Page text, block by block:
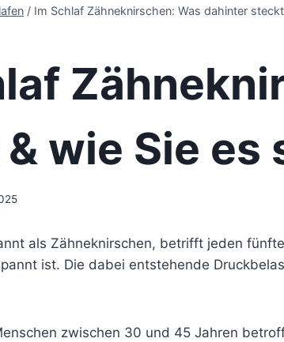
/ Im Schlaf Zähneknirschen: Was dahinter
wie Sie es
als Zähneknirschen, betrifft jeden
ist. Die dabei entstehende
zwischen 30 und 45 Jahren